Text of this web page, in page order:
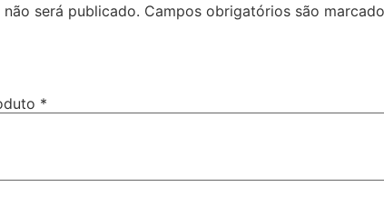
será publicado. Campos obrigatórios são
*